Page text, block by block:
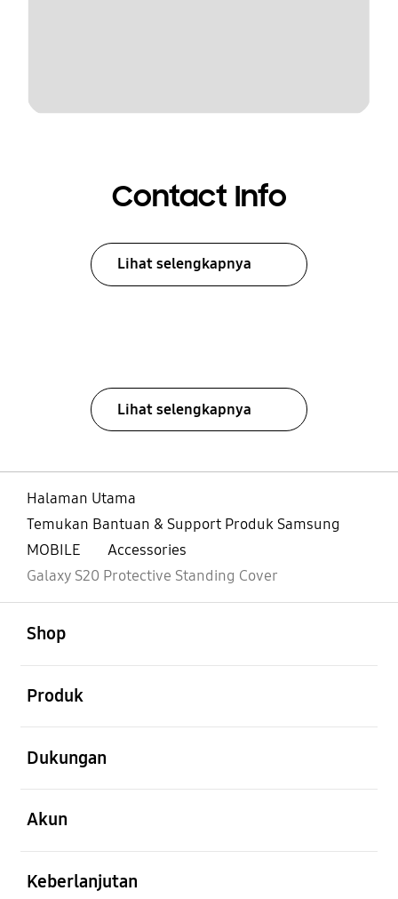
Contact Info
Lihat selengkapnya
Lihat selengkapnya
Halaman Utama
Temukan Bantuan & Support Produk Samsung
MOBILE
Accessories
Galaxy S20 Protective Standing Cover
Shop
Produk
Dukungan
Akun
Keberlanjutan